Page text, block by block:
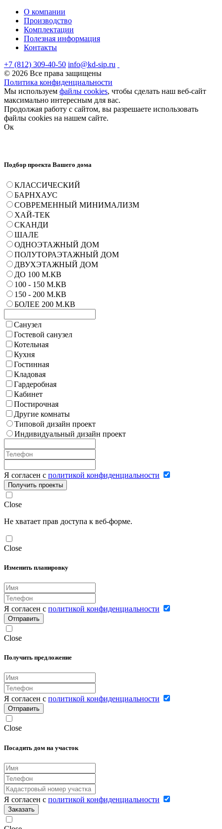
О компании
Производство
Комплектации
Полезная информация
Контакты
+7 (812) 309-40-50 info@kd-sip.ru
© 2026 Все права защищены
Политика конфиденциальности
Мы используем файлы cookies, чтобы сделать наш веб-сайт
максимально интересным для вас.
Продолжая работу с сайтом, вы разрешаете использовать
файлы cookies на нашем сайте.
Ок
Подбор проекта Вашего дома
КЛАССИЧЕСКИЙ
БАРНХАУС
СОВРЕМЕННЫЙ МИНИМАЛИЗМ
ХАЙ-ТЕК
СКАНДИ
ШАЛЕ
ОДНОЭТАЖНЫЙ ДОМ
ПОЛУТОРАЭТАЖНЫЙ ДОМ
ДВУХЭТАЖНЫЙ ДОМ
ДО 100 М.КВ
100 - 150 М.КВ
150 - 200 М.КВ
БОЛЕЕ 200 М.КВ
Санузел
Гостевой санузел
Котельная
Кухня
Гостинная
Кладовая
Гардеробная
Кабинет
Постирочная
Другие комнаты
Типовой дизайн проект
Индивидуальный дизайн проект
Я согласен с политикой конфиденциальности
Получить проекты
Close
Не хватает прав доступа к веб-форме.
Close
Изменить планировку
Я согласен с политикой конфиденциальности
Отправить
Close
Получить предложение
Я согласен с политикой конфиденциальности
Отправить
Close
Посадить дом на участок
Я согласен с политикой конфиденциальности
Заказать